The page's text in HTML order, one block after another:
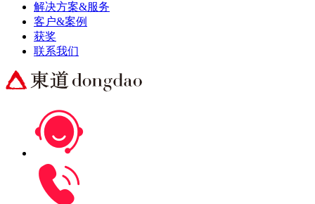
解决方案&服务
客户&案例
获奖
联系我们